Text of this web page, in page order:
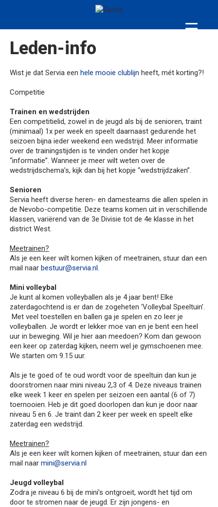
Leden-info
Wist je dat Servia een hele mooie clublijn heeft, mét korting?!
Competitie
Trainen en wedstrijden
Een competitielid, zowel in de jeugd als bij de senioren, traint
(minimaal) 1x per week en speelt daarnaast gedurende het
seizoen bijna ieder weekend een wedstrijd. Meer informatie
over de trainingstijden is te vinden onder het kopje
“informatie”. Wanneer je meer wilt weten over de
wedstrijdschema’s, kijk dan bij het kopje “wedstrijdzaken”.
Senioren
Servia heeft diverse heren- en damesteams die allen spelen in
de Nevobo-competitie. Deze teams komen uit in verschillende
klassen, variërend van de 3e Divisie tot de 4e klasse in het
district West.
Meetrainen?
Als je een keer wilt komen kijken of meetrainen, stuur dan een
mail naar bestuur@servia.nl.
Mini volleybal
Je kunt al komen volleyballen als je 4 jaar bent! Elke
zaterdagochtend is er dan de zogeheten ‘Volleybal Speeltuin’.
Met veel toestellen en ballen ga je spelen en zo leer je
volleyballen. Je wordt er lekker moe van en je bent een heel
uur in beweging. Wil je hier aan meedoen? Kom dan gewoon
een keer op zaterdag kijken, neem wel je gymschoenen mee.
We starten om 9.15 uur.
Als je te goed of te oud wordt voor de speeltuin dan kun je
doorstromen naar mini niveau 2,3 of 4. Deze niveaus trainen
elke week 1 keer en spelen per seizoen een aantal (6 of 7)
toernooien. Heb je dit goed doorlopen dan kun je door naar
niveau 5 en 6. Je traint dan 2 keer per week en speelt elke
zaterdag een wedstrijd.
Meetrainen?
Als je een keer wilt komen kijken of meetrainen, stuur dan een
mail naar mini@servia.nl
Jeugd volleybal
Zodra je niveau 6 bij de mini’s ontgroeit, wordt het tijd om
door te stromen naar de jeugd. Er zijn jongens- en